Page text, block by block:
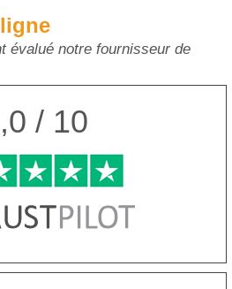
évalué notre fournisseur de
/ 10